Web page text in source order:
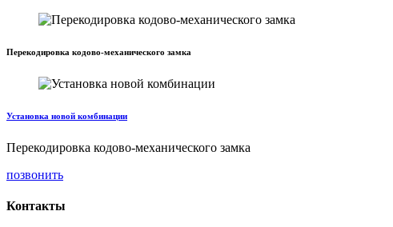
Перекодировка кодово-механического замка
Установка новой комбинации
Перекодировка кодово-механического замка
позвонить
Контакты